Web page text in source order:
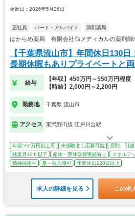
更新日：2026年5月26日
正社員 パート・アルバイト 調剤薬局
はからめ薬局 有限会社I’sメディカルの薬剤師
【千葉県流山市】年間休日130日
長期休暇もありプライベートと
す。
給与
【年収】450万円～550万円程度
【時給】2,000円～2,200円
勤務地 千葉県 流山市
アクセス 東武野田線 江戸川台駅
年収550万円以上可 未経験者も応募可能
原則、引越
残業月10ｈ以下
産休・育休取得実績有り スキルア
積極採用中
夏～秋入職可 年間休日120日以上
求人の詳細を見る この求